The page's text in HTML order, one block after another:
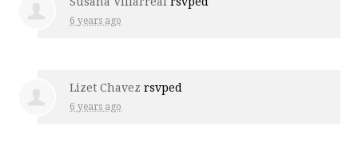
6 years ago
Lizet Chavez rsvped
6 years ago